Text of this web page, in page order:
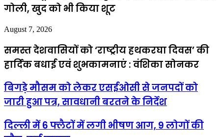
गोली, खुद को भी किया शूट
August 7, 2026
समस्त देशवासियों को ‘राष्ट्रीय हथकरघा दिवस’ की
हार्दिक बधाई एवं शुभकामनाएं : वंशिका सोनकर
बिगड़े मौसम को लेकर एसईओसी से जनपदों को
जारी हुआ पत्र, सावधानी बरतने के निर्देश
दिल्ली में 6 फ्लैटों में लगी भीषण आग, 9 लोगों की